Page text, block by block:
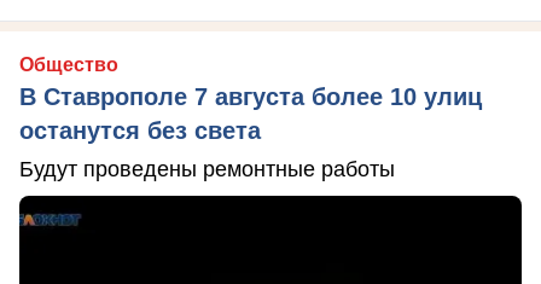
Общество
В Ставрополе 7 августа более 10 улиц
останутся без света
Будут проведены ремонтные работы